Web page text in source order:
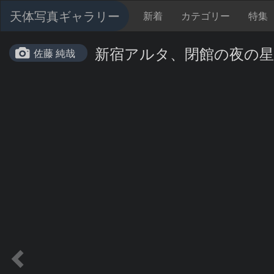
天体写真ギャラリー 新着 カテゴリー 特集
佐藤 純哉 新宿アルタ、閉館の夜の